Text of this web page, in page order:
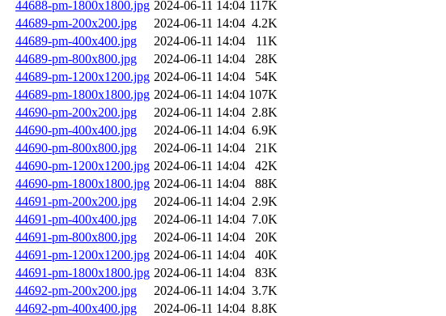
44688-pm-1800x1800.jpg 2024-06-11 14:04 117K
44689-pm-200x200.jpg
2024-06-11 14:04 4.2K
44689-pm-400x400.jpg
2024-06-11 14:04
11K
44689-pm-800x800.jpg
2024-06-11 14:04
28K
44689-pm-1200x1200.jpg 2024-06-11 14:04
54K
44689-pm-1800x1800.jpg 2024-06-11 14:04 107K
44690-pm-200x200.jpg
2024-06-11 14:04 2.8K
44690-pm-400x400.jpg
2024-06-11 14:04 6.9K
44690-pm-800x800.jpg
2024-06-11 14:04
21K
44690-pm-1200x1200.jpg 2024-06-11 14:04
42K
44690-pm-1800x1800.jpg 2024-06-11 14:04
88K
44691-pm-200x200.jpg
2024-06-11 14:04 2.9K
44691-pm-400x400.jpg
2024-06-11 14:04 7.0K
44691-pm-800x800.jpg
2024-06-11 14:04
20K
44691-pm-1200x1200.jpg 2024-06-11 14:04
40K
44691-pm-1800x1800.jpg 2024-06-11 14:04
83K
44692-pm-200x200.jpg
2024-06-11 14:04 3.7K
44692-pm-400x400.jpg
2024-06-11 14:04 8.8K